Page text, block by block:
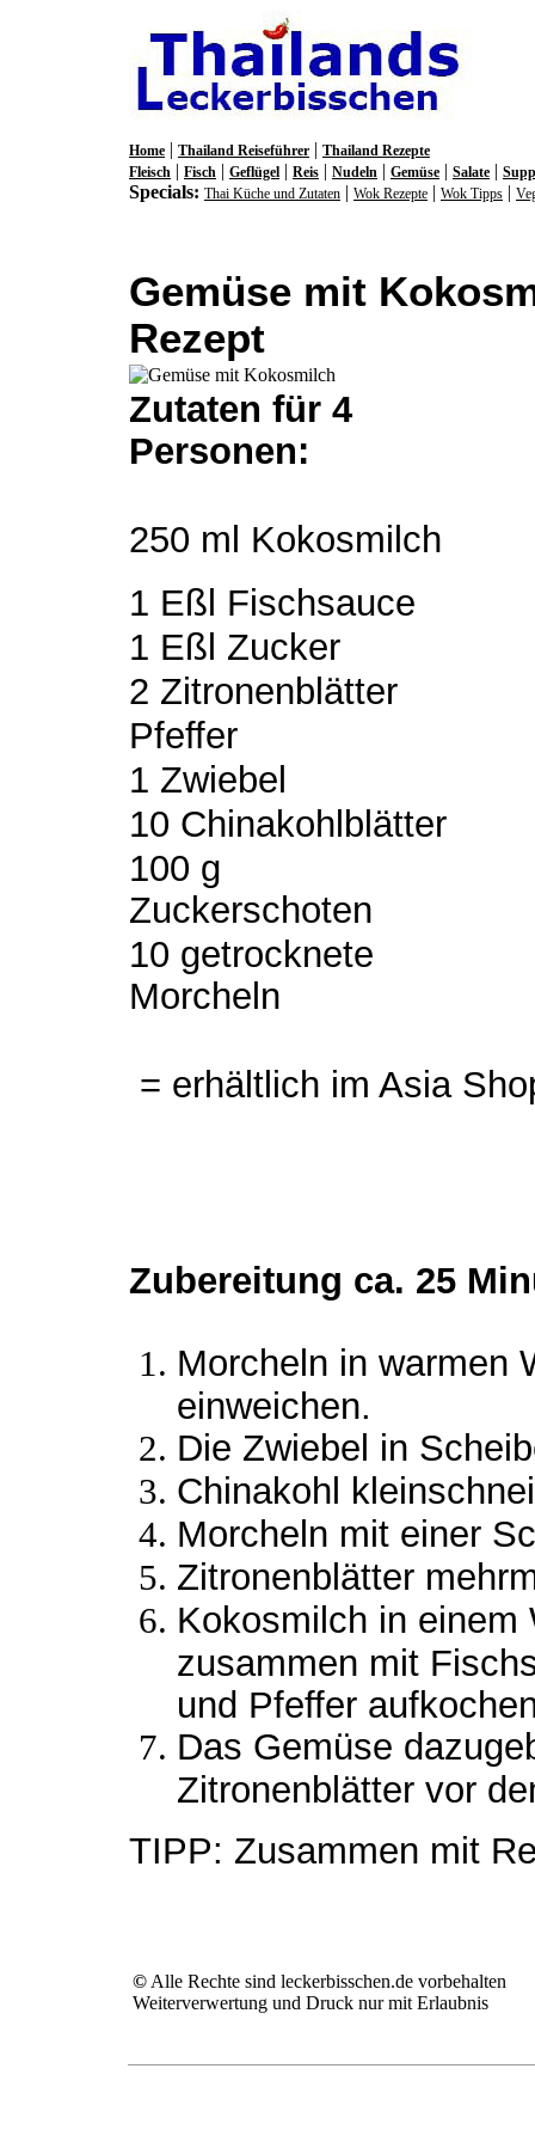
Home | Thailand Reiseführer | Thailand Rezepte
Fleisch | Fisch | Geflügel | Reis | Nudeln | Gemüse | Salate |
Specials: Thai Küche und Zutaten | Wok Rezepte | Wok Tipps |
Gemüse mit
Rezept
Zutaten für 4
Personen:
250 ml Kokosmilch
1 Eßl Fischsauce
1 Eßl Zucker
2 Zitronenblätter
Pfeffer
1 Zwiebel
10 Chinakohlblätter
100 g
Zuckerschoten
10 getrocknete
Morcheln
= erhältlich im Asia
Zubereitung ca. 25
Morcheln in warmen
einweichen.
Die Zwiebel in
Chinakohl
Morcheln mit einer
Zitronenblätter
Kokosmilch in einem
zusammen mit
und Pfeffer
Das Gemüse
Zitronenblätter vor
TIPP: Zusammen mit
© Alle Rechte sind leckerbisschen.de vorbehalten
Weiterverwertung und Druck nur mit Erlaubnis